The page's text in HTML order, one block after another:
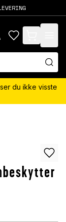
items in cart,
du ikke visste